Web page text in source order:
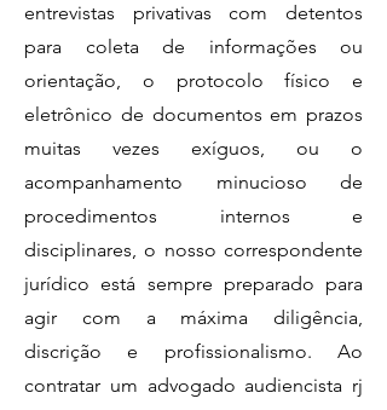
entrevistas privativas com detentos
para coleta de informações ou
orientação, o protocolo físico e
eletrônico de documentos em prazos
muitas vezes exíguos, ou o
acompanhamento minucioso de
procedimentos internos e
disciplinares, o nosso correspondente
jurídico está sempre preparado para
agir com a máxima diligência,
discrição e profissionalismo. Ao
contratar um advogado audiencista rj